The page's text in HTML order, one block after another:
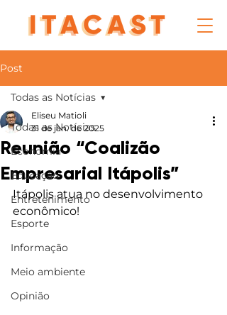
Post
Todas as Notícias
Economia
Educação
Entretenimento
Esporte
Informação
Meio ambiente
Opinião
Todas as Notícias
Reunião “Coalizão
Empresarial Itápolis”
Eliseu Matioli
31 de jan. de 2025
Itápolis atua no desenvolvimento
econômico!